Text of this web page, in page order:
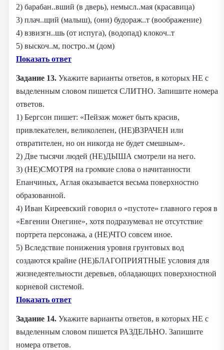
2) барабан..вший (в дверь), немысл..мая (красавица)
3) плач..щий (малыш), (они) будораж..т (воображение)
4) взвизгн..шь (от испуга), (водопад) клокоч..т
5) выскоч..м, постро..м (дом)
Показать ответ
Задание 13. Укажите варианты ответов, в которых НЕ с
выделенным словом пишется СЛИТНО. Запишите номера
ответов.
1) Бергсон пишет: «Пейзаж может быть красив,
привлекателен, великолепен, (НЕ)ВЗРАЧЕН или
отвратителен, но он никогда не будет смешным».
2) Две тысячи людей (НЕ)ДЫША смотрели на него.
3) (НЕ)СМОТРЯ на громкие слова о начитанности
Епанчиных, Аглая оказывается весьма поверхностно
образованной.
4) Иван Киреевский говорил о «пустоте» главного героя в
«Евгении Онегине», хотя подразумевал не отсутствие
портрета персонажа, а (НЕ)ЧТО совсем иное.
5) Вследствие понижения уровня грунтовых вод
создаются крайне (НЕ)БЛАГОПРИЯТНЫЕ условия для
жизнедеятельности деревьев, обладающих поверхностной
корневой системой.
Показать ответ
Задание 14. Укажите варианты ответов, в которых НЕ с
выделенным словом пишется РАЗДЕЛЬНО. Запишите
номера ответов.